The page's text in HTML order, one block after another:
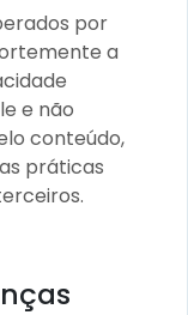
por
a
e não
conteúdo,
práticas